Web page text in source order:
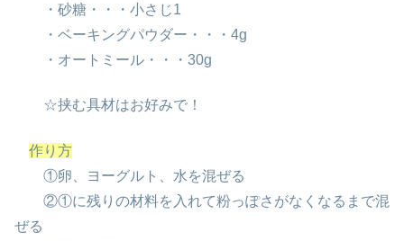
・砂糖・・・小さじ1
・ベーキングパウダー・・・4g
・オートミール・・・30g
☆挟む具材はお好みで！
作り方
①卵、ヨーグルト、水を混ぜる
②①に残りの材料を入れて粉っぽさがなくなるまで混
ぜる